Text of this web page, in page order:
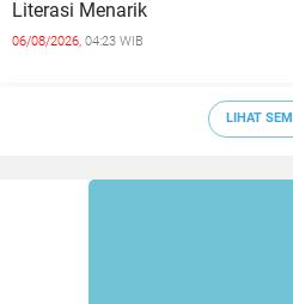
Literasi Menarik
06/08/2026, 04:23 WIB
LIHAT